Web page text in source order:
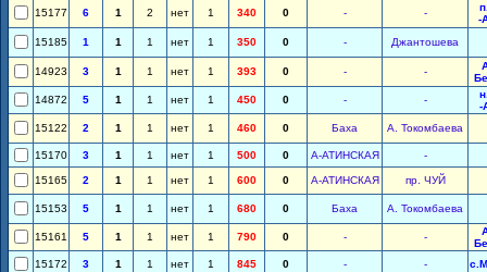
15177 6 1 2 нет 1 340 0 - -
-
15185
1 1 1 нет 1 350 0 - Джантошева
14923 3 1 1 нет 1 393 0 - -
14872
5 1 1 нет 1 450 0 - -
-
15122
2 1 1 нет 1 460 0 Баха А. Токомбаева
15170 3 1 1 нет 1 500 0 А-АТИНСКАЯ -
15165 2 1 1 нет 1 600 0 А-АТИНСКАЯ пр. ЧУЙ
15153 5 1 1 нет 1 680 0 Баха А. Токомбаева
15161 5 1 1 нет 1 790 0 - -
15172
3 1 1 нет 1 845 0 - -